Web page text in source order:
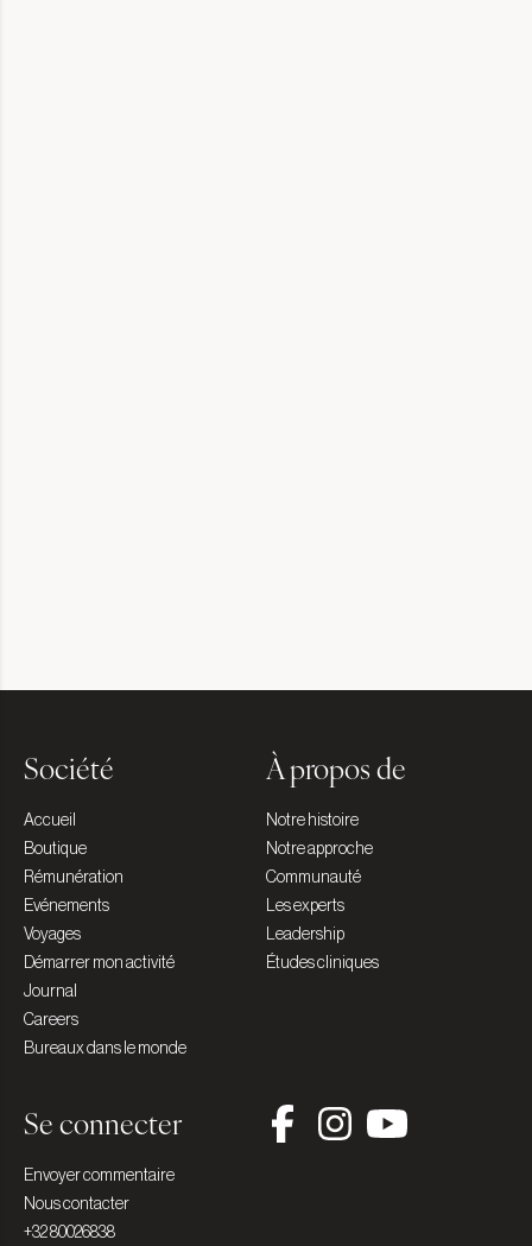
Société
Accueil
Boutique
Rémunération
Evénements
Voyages
Démarrer mon activité
Journal
Careers
Bureaux dans le monde
À propos de
Notre histoire
Notre approche
Communauté
Les experts
Leadership
Études cliniques
Se connecter
Envoyer commentaire
Nous contacter
+32 80026838